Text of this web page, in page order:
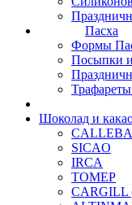
Пасха
Формы
Посыпки
Шоколад и
SICAO
IRCA
ТОМЕР
CARGILL